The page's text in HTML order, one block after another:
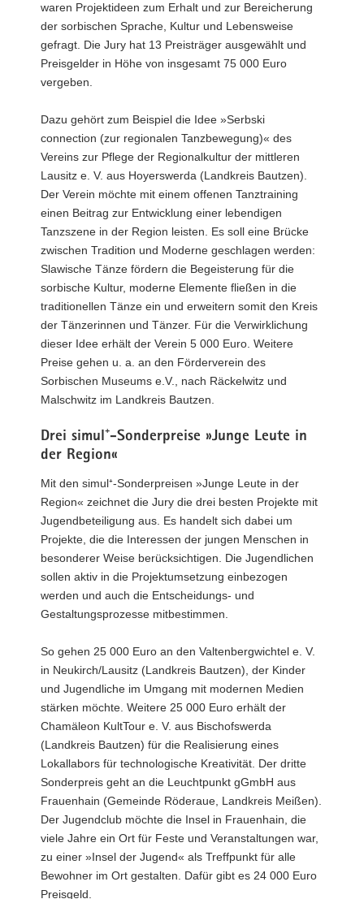
waren Projektideen zum Erhalt und zur Bereicherung
der sorbischen Sprache, Kultur und Lebensweise
gefragt. Die Jury hat 13 Preisträger ausgewählt und
Preisgelder in Höhe von insgesamt 75 000 Euro
vergeben.
Dazu gehört zum Beispiel die Idee »Serbski
connection (zur regionalen Tanzbewegung)« des
Vereins zur Pflege der Regionalkultur der mittleren
Lausitz e. V. aus Hoyerswerda (Landkreis Bautzen).
Der Verein möchte mit einem offenen Tanztraining
einen Beitrag zur Entwicklung einer lebendigen
Tanzszene in der Region leisten. Es soll eine Brücke
zwischen Tradition und Moderne geschlagen werden:
Slawische Tänze fördern die Begeisterung für die
sorbische Kultur, moderne Elemente fließen in die
traditionellen Tänze ein und erweitern somit den Kreis
der Tänzerinnen und Tänzer. Für die Verwirklichung
dieser Idee erhält der Verein 5 000 Euro. Weitere
Preise gehen u. a. an den Förderverein des
Sorbischen Museums e.V., nach Räckelwitz und
Malschwitz im Landkreis Bautzen.
Drei simul⁺-Sonderpreise »Junge Leute in
der Region«
Mit den simul⁺-Sonderpreisen »Junge Leute in der
Region« zeichnet die Jury die drei besten Projekte mit
Jugendbeteiligung aus. Es handelt sich dabei um
Projekte, die die Interessen der jungen Menschen in
besonderer Weise berücksichtigen. Die Jugendlichen
sollen aktiv in die Projektumsetzung einbezogen
werden und auch die Entscheidungs- und
Gestaltungsprozesse mitbestimmen.
So gehen 25 000 Euro an den Valtenbergwichtel e. V.
in Neukirch/Lausitz (Landkreis Bautzen), der Kinder
und Jugendliche im Umgang mit modernen Medien
stärken möchte. Weitere 25 000 Euro erhält der
Chamäleon KultTour e. V. aus Bischofswerda
(Landkreis Bautzen) für die Realisierung eines
Lokallabors für technologische Kreativität. Der dritte
Sonderpreis geht an die Leuchtpunkt gGmbH aus
Frauenhain (Gemeinde Röderaue, Landkreis Meißen).
Der Jugendclub möchte die Insel in Frauenhain, die
viele Jahre ein Ort für Feste und Veranstaltungen war,
zu einer »Insel der Jugend« als Treffpunkt für alle
Bewohner im Ort gestalten. Dafür gibt es 24 000 Euro
Preisgeld.